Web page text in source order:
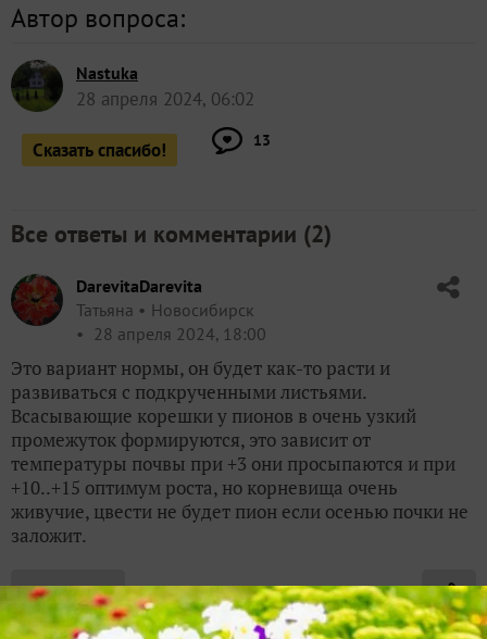
Автор вопроса:
Nastuka
28 апреля 2024, 06:02
Сказать спасибо! 13
Все ответы и комментарии (2)
DarevitaDarevita
Татьяна
Новосибирск
28 апреля 2024, 18:00
Это вариант нормы, он будет как-то расти и
развиваться с подкрученными листьями.
Всасывающие корешки у пионов в очень узкий
промежуток формируются, это зависит от
температуры почвы при +3 они просыпаются и при
+10..+15 оптимум роста, но корневища очень
живучие, цвести не будет пион если осенью почки не
заложит.
Ответить ✿ 1Спасибо!